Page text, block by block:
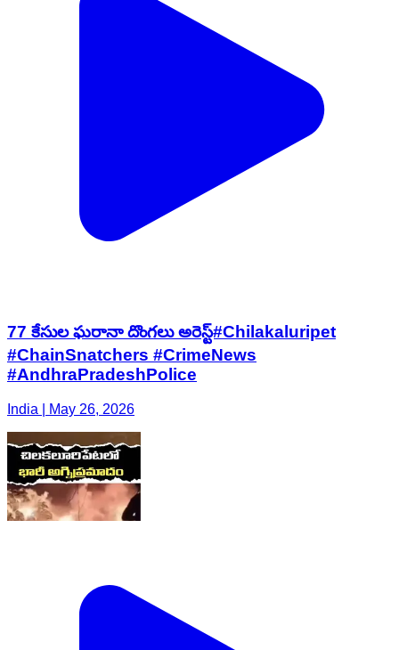
77 కేసుల ఘరానా దొంగలు అరెస్ట్#Chilakaluripet
#ChainSnatchers #CrimeNews
#AndhraPradeshPolice
India | May 26, 2026